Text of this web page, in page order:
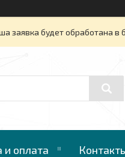
заявка будет обработана
и оплата